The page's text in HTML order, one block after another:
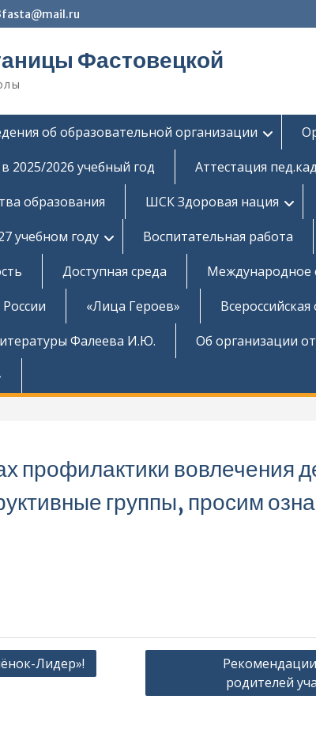
Фастовецкой
об образовательной организации
2025/2026 учебный год Аттестация
образования
ШСК Здоровая нация
учебном году
Воспитательная работа
Доступная среда Международное
«Лица Героев»
Фалеева И.Ю.
Об организации
профилактики вовлечения
группы, просим
Лидер»!
Рекомендации
родителей